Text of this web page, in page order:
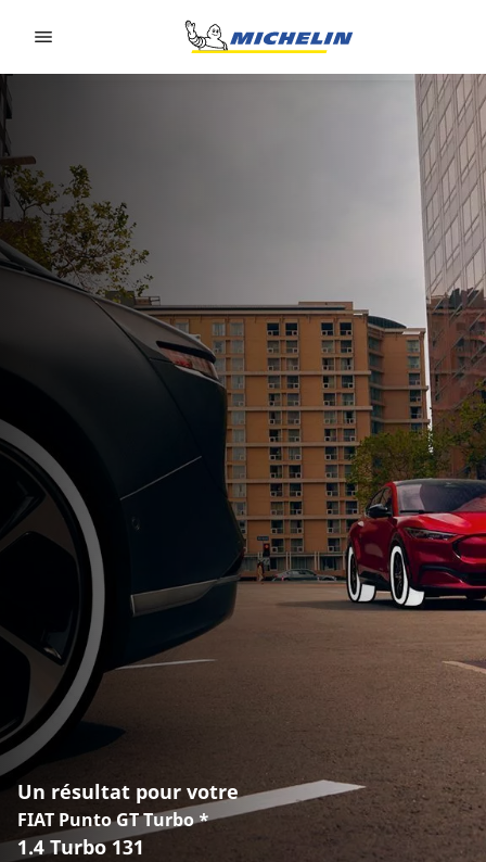
Un résultat pour votre
FIAT Punto GT Turbo *
1.4 Turbo 131